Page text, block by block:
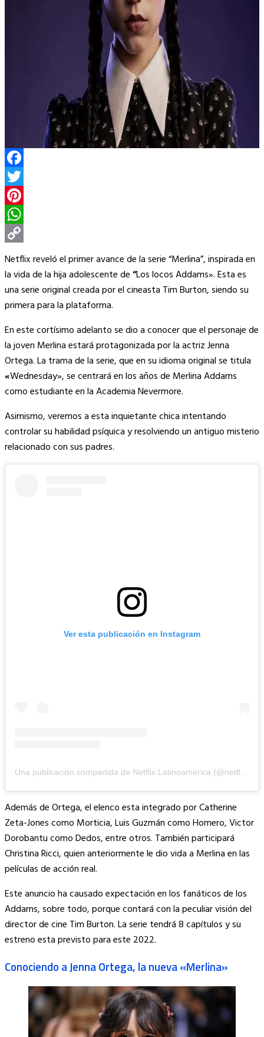
Facebook
Twitter
Pinterest
WhatsApp
Copy
Link
Netflix reveló el primer avance de la serie “Merlina”, inspirada en
la vida de la hija adolescente de“Los locos Addams». Esta es
una serie original creada por el cineasta Tim Burton, siendo su
primera para la plataforma.
En este cortísimo adelanto se dio a conocer que el personaje de
la joven Merlina estará protagonizada por la actriz Jenna
Ortega. La trama de la serie, que en su idioma original se titula
«Wednesday», se centrará en los años de Merlina Addams
como estudiante en la Academia Nevermore.
Asimismo, veremos a esta inquietante chica intentando
controlar su habilidad psíquica y resolviendo un antiguo misterio
relacionado con sus padres.
Ver esta publicación en Instagram
Además de Ortega, el elenco esta integrado por Catherine
Zeta-Jonescomo Morticia, Luis Guzmán como Homero, Victor
Dorobantu como Dedos, entre otros. También participará
Christina Ricci, quien anteriormente le dio vida a Merlina en las
películas de acción real.
Este anuncio ha causado expectación en los fanáticos de los
Addams, sobre todo, porque contará con la peculiar visión del
director de cine Tim Burton. La serie tendrá 8 capítulos y su
estreno esta previsto para este 2022.
Conociendo a Jenna Ortega, la nueva «Merlina»